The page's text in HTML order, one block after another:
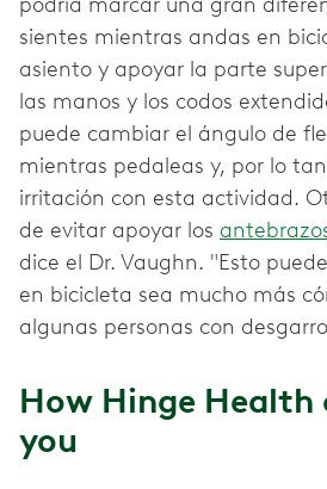
sientes mientras andas en
asiento y apoyar la parte
las manos y los codos
puede cambiar el ángulo de
mientras pedaleas y, por lo
irritación con esta actividad.
de evitar apoyar los
dice el Dr. Vaughn. "Esto
en bicicleta sea mucho más
algunas personas con
How Hinge Health
you